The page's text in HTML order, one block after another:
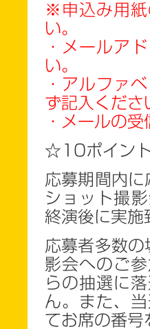
※申込み用紙
い。
・メールア
い。
・アルファ
ず記入くださ
・メールの
☆10ポイン
応募期間内
ショット撮
終演後に実施
応募者多数
影会へのご
らの抽選に
ん。また、
てお席の番号